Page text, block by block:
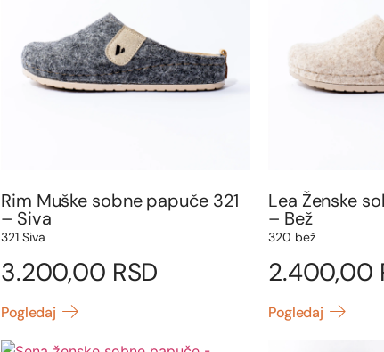
Rim Muške sobne papuče 321
– Siva
321 Siva
3.200,00 RSD
Pogledaj
Lea Ženske
– Bež
320 bež
2.400,00
Pogledaj